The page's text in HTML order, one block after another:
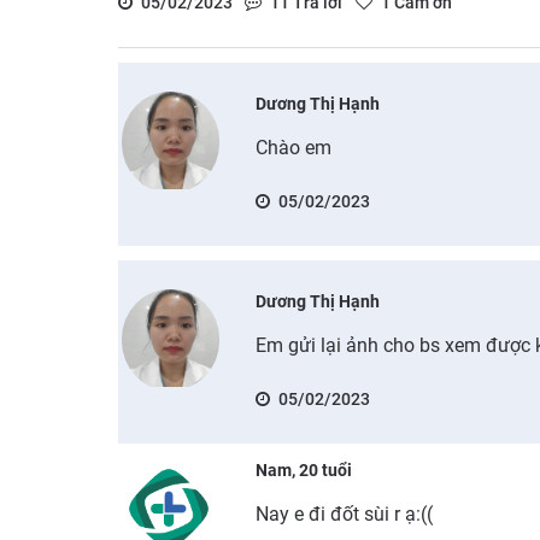
Dương Thị Hạnh
Chào em
05/02/2023
Dương Thị Hạnh
Em gửi lại ảnh cho bs xem được
05/02/2023
Nam, 20 tuổi
Nay e đi đốt sùi r ạ:((